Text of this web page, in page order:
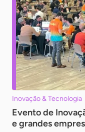
Inovação & Tecnologia
Evento de
e grandes